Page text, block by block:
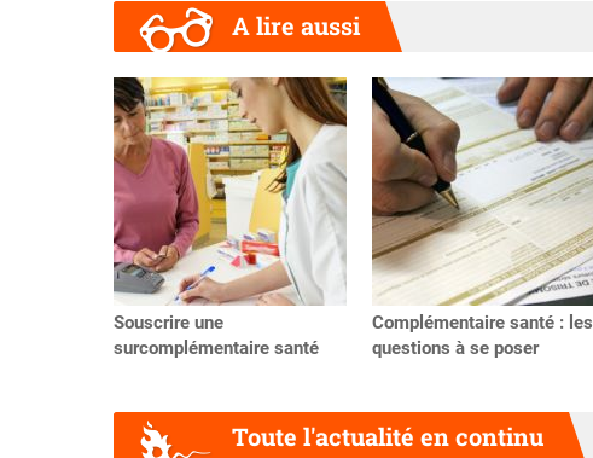
A lire aussi
Souscrire une
surcomplémentaire santé
Complémentaire santé : les
questions à se poser
Précédent
Toute l'actualité en continu